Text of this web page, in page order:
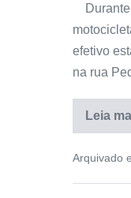
Durante
efetivo
na rua
Leia
Arquivado